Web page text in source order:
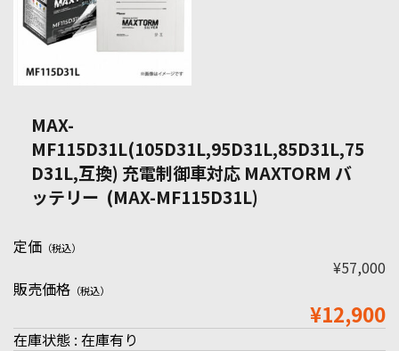
MAX-
MF115D31L(105D31L,95D31L,85D31L,75
D31L,互換) 充電制御車対応 MAXTORM バ
ッテリー (MAX-MF115D31L)
定価 （税込）
¥57,000
販売価格 （税込）
¥12,900
在庫状態 : 在庫有り